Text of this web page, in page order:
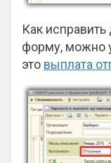
Как
форму, можно
это выплата